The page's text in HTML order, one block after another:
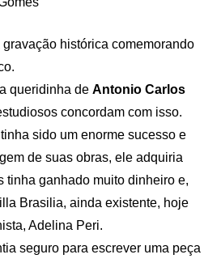
histórica comemorando
queridinha de Antonio Carlos
concordam com isso.
sido um enorme sucesso e
de suas obras, ele adquiria
tinha ganhado muito dinheiro e,
Brasilia, ainda existente, hoje
Adelina Peri.
seguro para escrever uma peça